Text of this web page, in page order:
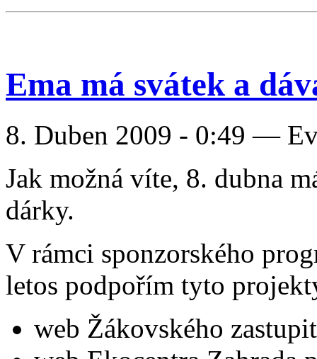
Ema má svátek a
8. Duben 2009 - 0:49 —
Jak možná víte, 8. dubna
dárky.
V rámci sponzorského
letos podpořím tyto
web Žákovského